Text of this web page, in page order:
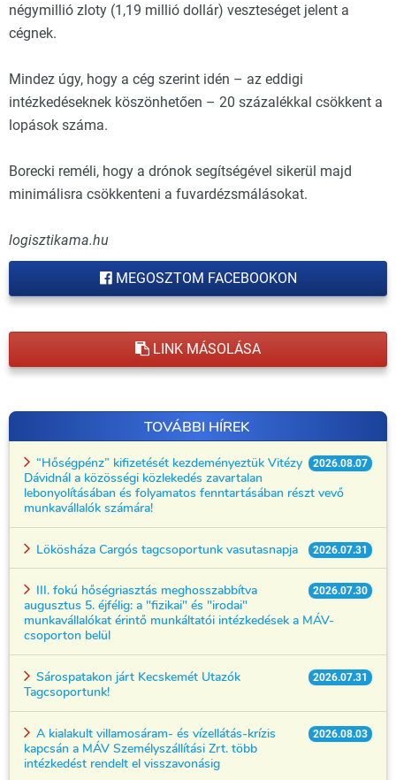
négymillió zloty (1,19 millió dollár) veszteséget jelent a
cégnek.
Mindez úgy, hogy a cég szerint idén – az eddigi
intézkedéseknek köszönhetően – 20 százalékkal csökkent a
lopások száma.
Borecki reméli, hogy a drónok segítségével sikerül majd
minimálisra csökkenteni a fuvardézsmálásokat.
logisztikama.hu
MEGOSZTOM FACEBOOKON
LINK MÁSOLÁSA
TOVÁBBI HÍREK
2026.08.07
“Hőségpénz” kifizetését kezdeményeztük Vitézy
Dávidnál a közösségi közlekedés zavartalan
lebonyolításában és folyamatos fenntartásában részt vevő
munkavállalók számára!
2026.07.31
Lökösháza Cargós tagcsoportunk vasutasnapja
2026.07.30
III. fokú hőségriasztás meghosszabbítva
augusztus 5. éjfélig: a "fizikai" és "irodai"
munkavállalókat érintő munkáltatói intézkedések a MÁV-
csoporton belül
2026.07.31
Sárospatakon járt Kecskemét Utazók
Tagcsoportunk!
2026.08.03
A kialakult villamosáram- és vízellátás-krízis
kapcsán a MÁV Személyszállítási Zrt. több
intézkedést rendelt el visszavonásig